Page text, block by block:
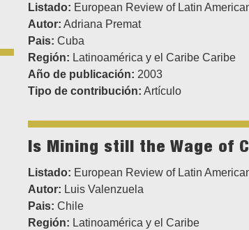
Listado: European Review of Latin
Autor: Adriana Premat
Pais: Cuba
Región: Latinoamérica y el Caribe Caribe
Año de publicación: 2003
Tipo de contribución: Artículo
Is Mining still the Wage of
Listado: European Review of Latin
Autor: Luis Valenzuela
Pais: Chile
Región: Latinoamérica y el Caribe